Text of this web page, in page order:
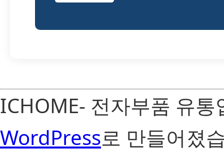
ICHOME- 전자부품 유
WordPress로 만들어졌